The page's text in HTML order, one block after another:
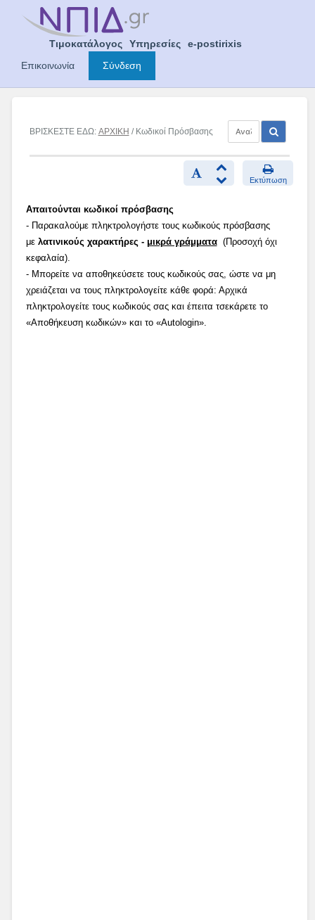
Τιμοκατάλογος Υπηρεσίες
e-postirixis
Επικοινωνία
Σύνδεση
ΒΡΙΣΚΕΣΤΕ ΕΔΩ: ΑΡΧΙΚΗ / Κωδικοί Πρόσβασης
Εκτύπωση
Απαιτούνται κωδικοί πρόσβασης
- Παρακαλούμε πληκτρολογήστε τους κωδικούς πρόσβασης
με λατινικούς χαρακτήρες - μικρά γράμματα(Προσοχή όχι
κεφαλαία).
- Μπορείτε να αποθηκεύσετε τους κωδικούς σας, ώστε να μη
χρειάζεται να τους πληκτρολογείτε κάθε φορά: Αρχικά
πληκτρολογείτε τους κωδικούς σας και έπειτα τσεκάρετε το
«Αποθήκευση κωδικών» και το «Autologin».